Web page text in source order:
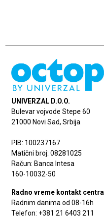
UNIVERZAL D.O.O.
Bulevar vojvode Stepe 60
21000 Novi Sad, Srbija
PIB: 100237167
Matični broj: 08281025
Račun: Banca Intesa
160-10032-50
Radno vreme kontakt centra
Radnim danima od 08-16h
Telefon: +381 21 6403 211